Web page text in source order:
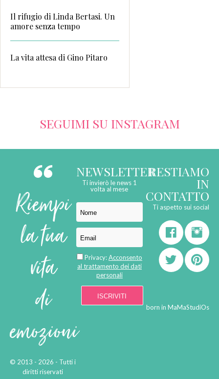
Il rifugio di Linda Bertasi. Un
amore senza tempo
La vita attesa di Gino Pitaro
SEGUIMI SU INSTAGRAM
Riempi
la tua
vita
di
emozioni
© 2013 - 2026 - Tutti i
diritti riservati
NEWSLETTER
Ti invierò le news 1
volta al mese
Privacy:Acconsento
al trattamento dei dati
personali
RESTIAMO
IN
CONTATTO
Ti aspetto sui social
born in MaMaStudiOs